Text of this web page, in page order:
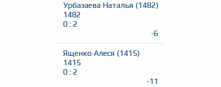
Урбазаева Наталья (1482)
1482
0: 2
-6
Ященко Алеся (1415)
1415
0: 2
-11